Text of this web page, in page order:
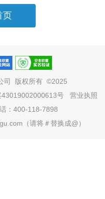
页
司
版权所有 ©2025
43019002000613号
营业执照
：400-118-7898
（请将＃替换成@）